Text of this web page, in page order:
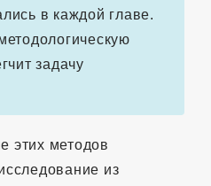
в каждой главе.
задачу
этих методов
из